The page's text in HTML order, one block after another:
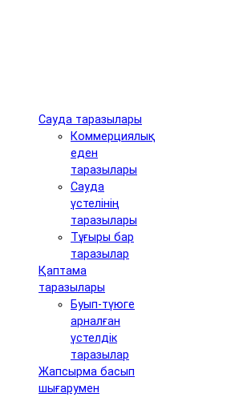
Сауда таразылары
Коммерциялық
еден
таразылары
Сауда
үстелінің
таразылары
Тұғыры бар
таразылар
Қаптама
таразылары
Буып-түюге
арналған
үстелдік
таразылар
Жапсырма басып
шығарумен